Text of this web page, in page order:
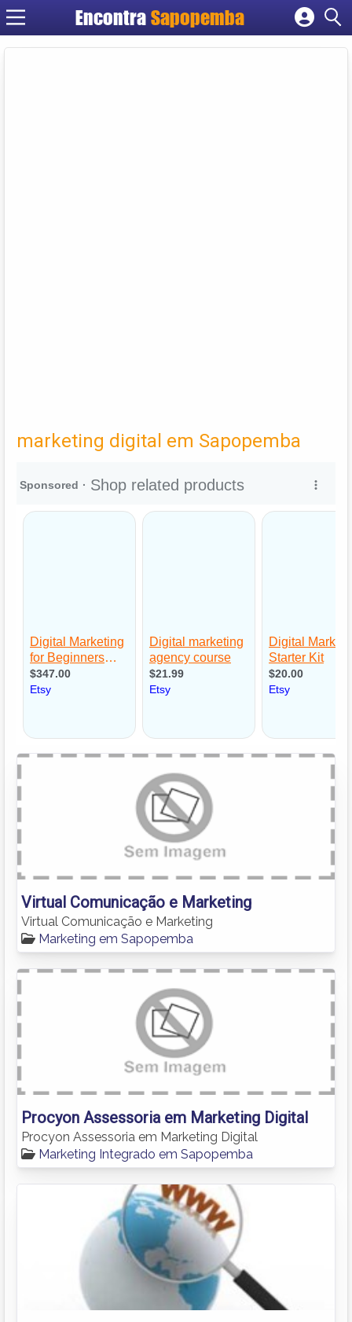
Encontra Sapopemba
Cadastrar empresa
marketing digital em Sapopemba
Virtual Comunicação e Marketing
Virtual Comunicação e Marketing
Marketing em Sapopemba
Procyon Assessoria em Marketing Digital
Procyon Assessoria em Marketing Digital
Marketing Integrado em Sapopemba